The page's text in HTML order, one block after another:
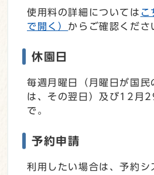
使用料の詳細については こ
で開く） からご確認くださ
休園日
毎週月曜日（月曜日が国民
は、その翌日）及び12月
で。
予約申請
利用したい場合は、予約シ